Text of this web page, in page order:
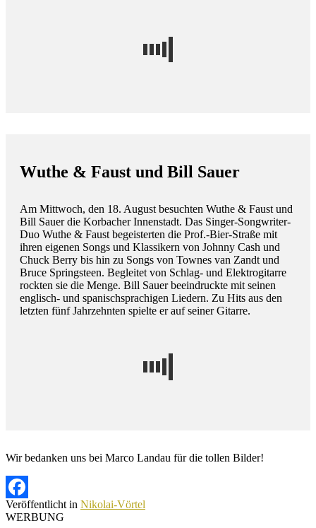
Wuthe & Faust und Bill Sauer
Am Mittwoch, den 18. August besuchten Wuthe & Faust und
Bill Sauer die Korbacher Innenstadt. Das Singer-Songwriter-
Duo Wuthe & Faust begeisterten die Prof.-Bier-Straße mit
ihren eigenen Songs und Klassikern von Johnny Cash und
Chuck Berry bis hin zu Songs von Townes van Zandt und
Bruce Springsteen. Begleitet von Schlag- und Elektrogitarre
rockten sie die Menge. Bill Sauer beeindruckte mit seinen
englisch- und spanischsprachigen Liedern. Zu Hits aus den
letzten fünf Jahrzehnten spielte er auf seiner Gitarre.
Wir bedanken uns bei Marco Landau für die tollen Bilder!
Facebook
Veröffentlicht in Nikolai-Vörtel
WERBUNG